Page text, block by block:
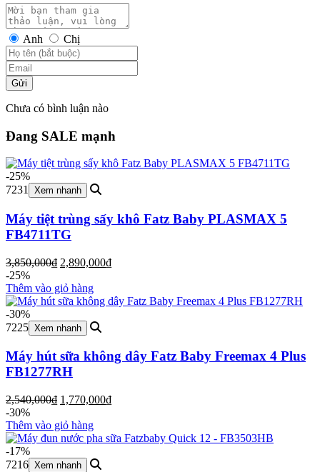
Anh Chị
Gửi
Chưa có bình luận nào
Đang SALE mạnh
-25%
7231
Xem nhanh
Máy tiệt trùng sấy khô Fatz Baby PLASMAX 5
FB4711TG
3,850,000₫ Giá
là:
3,850,000₫.
2,890,000₫Giá
là:
-25%
Thêm vào giỏ hàng
-30%
7225 Xem nhanh
Máy hút sữa không dây Fatz Baby Freemax 4 Plus
FB1277RH
2,540,000₫ Giá
là:
2,540,000₫.
1,770,000₫Giá
là:
-30%
Thêm vào giỏ hàng
-17%
7216 Xem nhanh